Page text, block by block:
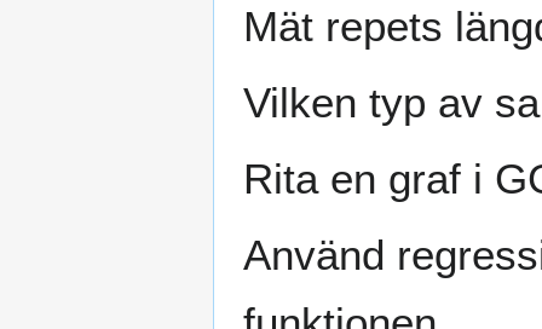
Mät repets
Vilken typ av
Rita en graf i
Använd